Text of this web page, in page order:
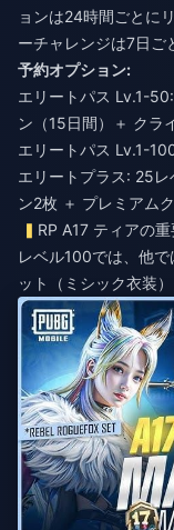
ョンは24時間ごとに
ーチャレンジは7日ご
予約オプション:
エリートパス Lv.1-
ン（15日間）＋ クラ
エリートパス Lv.1-
エリートプラス: 25
ン2枚 ＋ プレミアム
RP A17 ティアの
レベル100では、他
ット（ミシック衣装